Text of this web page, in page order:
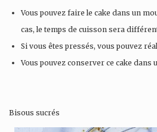
Vous pouvez faire le cake dans un
cas, le temps de cuisson sera
Si vous êtes pressés, vous pouvez
Vous pouvez conserver ce cake dans
Bisous sucrés